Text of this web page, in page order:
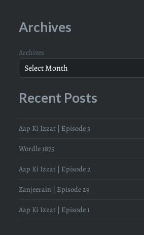
Archives
Archives
Recent Posts
Aap Ki Izzat | Episode 3
Wordle 1875
Aap Ki Izzat | Episode 2
Zanjeerain | Episode 29
Aap Ki Izzat | Episode 1